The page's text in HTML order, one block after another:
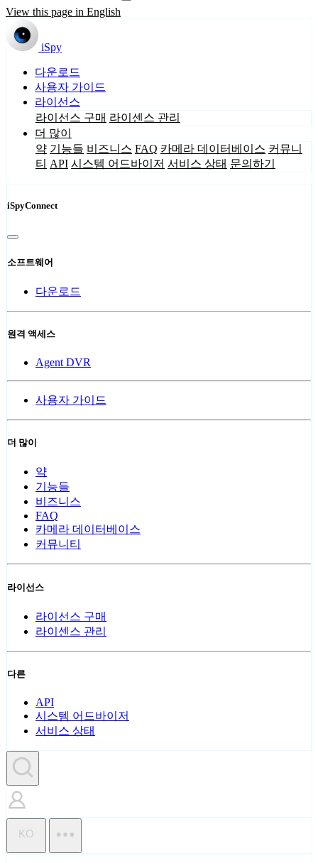
View this page in English
iSpy
다운로드
사용자 가이드
라이선스
라이선스 구매 라이센스 관리
더 많이
약 기능들 비즈니스 FAQ 카메라 데이터베이스 커뮤니
티 API 시스템 어드바이저 서비스 상태 문의하기
iSpyConnect
소프트웨어
다운로드
원격 액세스
Agent DVR
사용자 가이드
더 많이
약
기능들
비즈니스
FAQ
카메라 데이터베이스
커뮤니티
라이선스
라이선스 구매
라이센스 관리
다른
API
시스템 어드바이저
서비스 상태
KO